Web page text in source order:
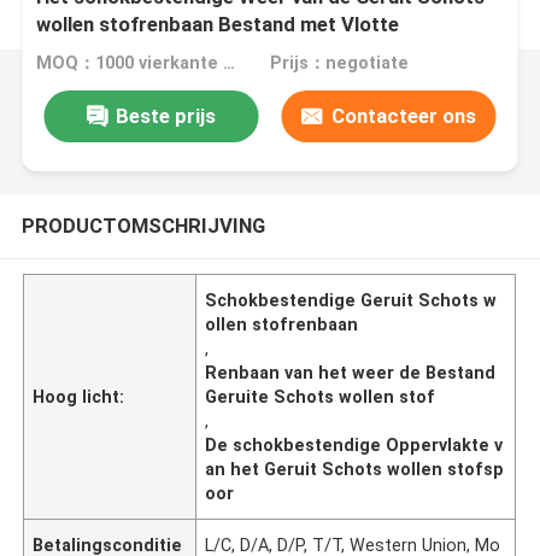
wollen stofrenbaan Bestand met Vlotte
Oppervlakte
MOQ：1000 vierkante meter Prijs：negotiate
Beste prijs Contacteer ons
PRODUCTOMSCHRIJVING
Hoog licht:
Schokbestendige Geruit Schots w
ollen stofrenbaan
,
Renbaan van het weer de Bestand
Geruite Schots wollen stof
,
De schokbestendige Oppervlakte v
an het Geruit Schots wollen stofsp
oor
Betalingsconditie
L/C, D/A, D/P, T/T, Western Union, Mo